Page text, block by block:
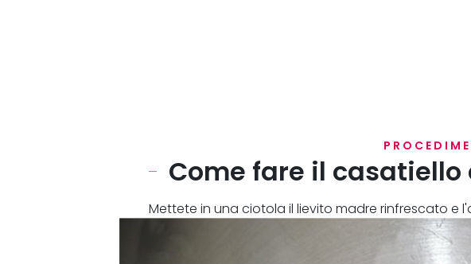
Come fare il
Mettete in una ciotola il lievito madre rinfrescato